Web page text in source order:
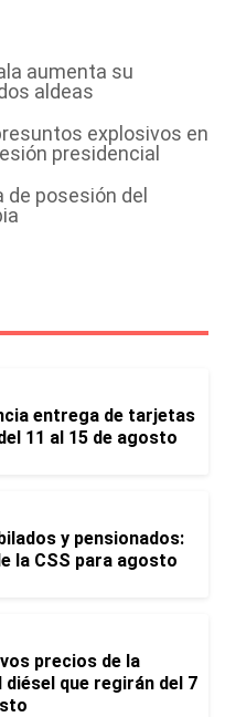
aumenta su
aldeas
explosivos en
presidencial
de posesión del
entrega de tarjetas
11 al 15 de agosto
y pensionados:
la CSS para agosto
precios de la
diésel que regirán del 7